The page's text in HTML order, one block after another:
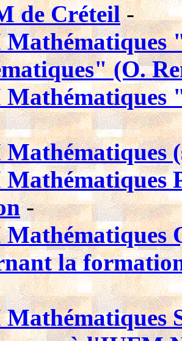
de Créteil-
(O.
-
la